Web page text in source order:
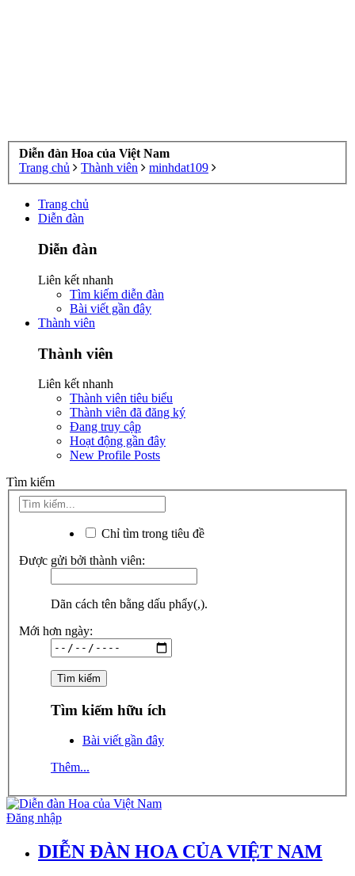
Diễn đàn Hoa của Việt Nam
Trang chủ
Thành viên minhdat109
Trang chủ
Diễn đàn
Diễn đàn
Liên kết nhanh
Tìm kiếm diễn đàn
Bài viết gần đây
Thành viên
Thành viên
Liên kết nhanh
Thành viên tiêu biểu
Thành viên đã đăng ký
Đang truy cập
Hoạt động gần đây
New Profile Posts
Tìm kiếm
Chỉ tìm trong tiêu đề
Được gửi bởi thành viên:
Dãn cách tên bằng dấu phẩy(,).
Mới hơn ngày:
Tìm kiếm hữu ích
Bài viết gần đây
Thêm...
Đăng nhập
DIỄN ĐÀN HOA CỦA VIỆT NAM